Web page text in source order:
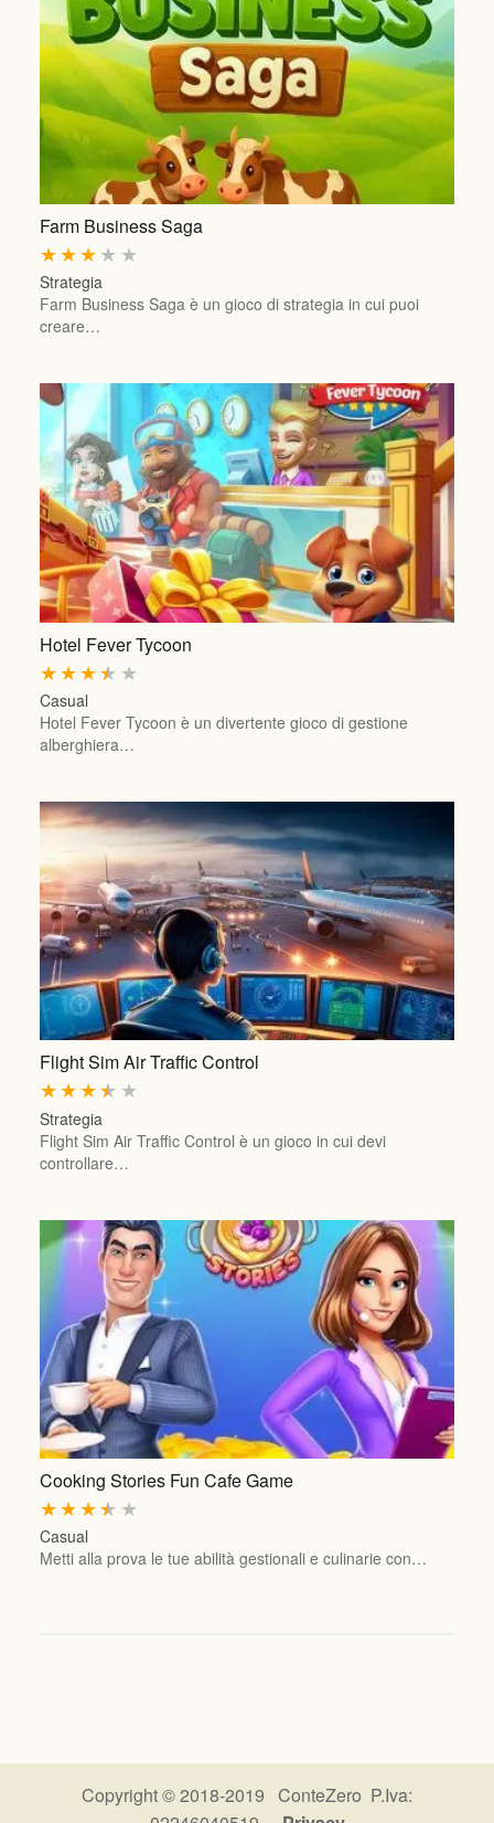
Farm Business Saga
★
★
★
★
★
Strategia
Farm Business Saga è un gioco di strategia in cui puoi
creare…
Hotel Fever Tycoon
★
★
★
★
★
Casual
Hotel Fever Tycoon è un divertente gioco di gestione
alberghiera…
Flight Sim Air Traffic Control
★
★
★
★
★
Strategia
Flight Sim Air Traffic Control è un gioco in cui devi
controllare…
Cooking Stories Fun Cafe Game
★
★
★
★
★
Casual
Metti alla prova le tue abilità gestionali e culinarie con…
Copyright © 2018-2019 ConteZero P.Iva: